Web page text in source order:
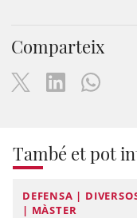
Comparteix
També et pot
DEFENSA |
| MÀSTER